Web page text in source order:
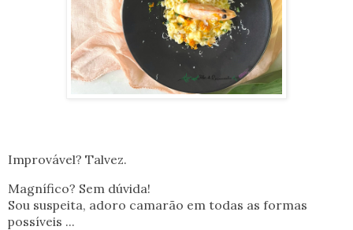
Improvável? Talvez.
Magnífico? Sem dúvida!
Sou suspeita, adoro camarão em todas as formas
possíveis ...